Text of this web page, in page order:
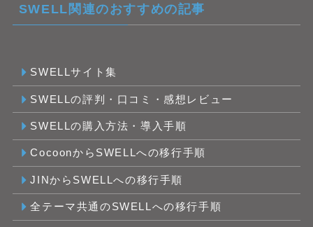
SWELL関連のおすすめの記事
SWELLサイト集
SWELLの評判・口コミ・感想レビュー
SWELLの購入方法・導入手順
CocoonからSWELLへの移行手順
JINからSWELLへの移行手順
全テーマ共通のSWELLへの移行手順